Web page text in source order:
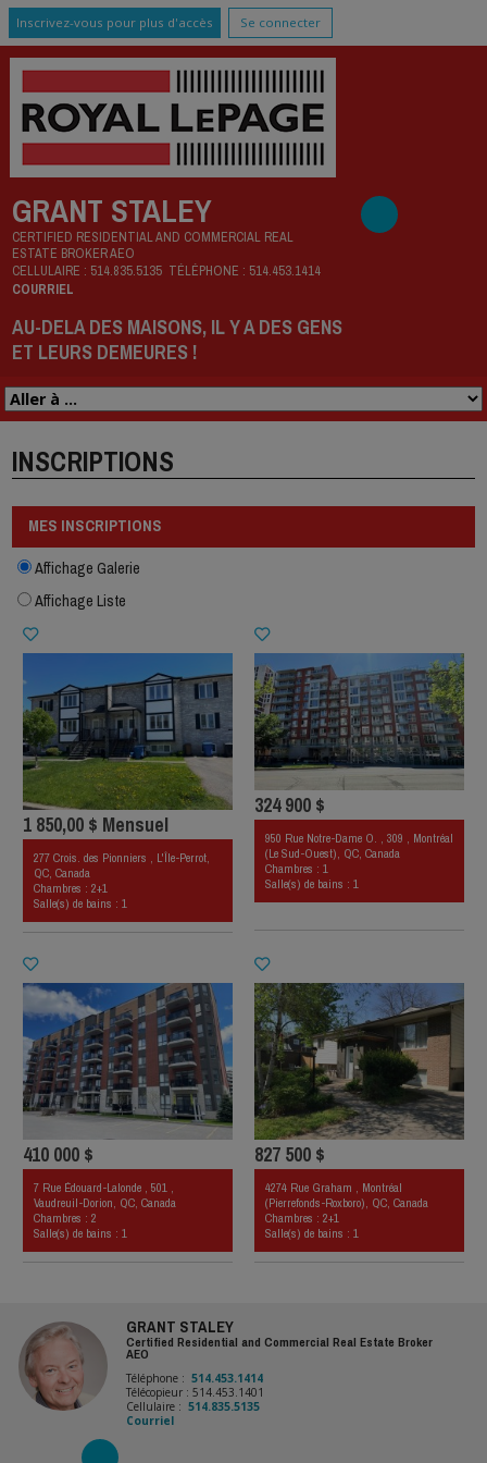
Inscrivez-vous pour plus d'accès Se connecter
GRANT STALEY
CERTIFIED RESIDENTIAL AND COMMERCIAL REAL
ESTATE BROKER AEO
CELLULAIRE : 514.835.5135 TÉLÉPHONE : 514.453.1414
COURRIEL
AU-DELA DES MAISONS, IL Y A DES GENS
ET LEURS DEMEURES !
INSCRIPTIONS
MES INSCRIPTIONS
Affichage Galerie
Affichage Liste
1 850,00 $ Mensuel
277 Crois. des Pionniers , L'Île-Perrot,
QC, Canada
Chambres : 2+1
Salle(s) de bains : 1
324 900 $
950 Rue Notre-Dame O. , 309 , Montréal
(Le Sud-Ouest), QC, Canada
Chambres : 1
Salle(s) de bains : 1
410 000 $
7 Rue Édouard-Lalonde , 501 ,
Vaudreuil-Dorion, QC, Canada
Chambres : 2
Salle(s) de bains : 1
827 500 $
4274 Rue Graham , Montréal
(Pierrefonds-Roxboro), QC, Canada
Chambres : 2+1
Salle(s) de bains : 1
GRANT STALEY
Certified Residential and Commercial Real Estate Broker
AEO
Téléphone : 514.453.1414
Télécopieur : 514.453.1401
Cellulaire : 514.835.5135
Courriel